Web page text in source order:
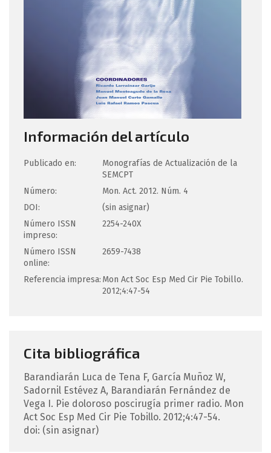
Información del artículo
Publicado en:
Monografías de Actualización de la
SEMCPT
Número:
Mon. Act. 2012. Núm. 4
DOI:
(sin asignar)
Número ISSN
impreso:
2254-240X
Número ISSN
online:
2659-7438
Referencia impresa: Mon Act Soc Esp Med Cir Pie Tobillo.
2012;4:47-54
Cita bibliográfica
Barandiarán Luca de Tena F, García Muñoz W,
Sadornil Estévez A, Barandiarán Fernández de
Vega I. Pie doloroso poscirugía primer radio. Mon
Act Soc Esp Med Cir Pie Tobillo. 2012;4:47-54.
doi: (sin asignar)